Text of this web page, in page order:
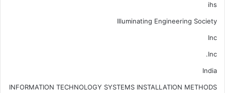
ihs
Illuminating Engineering Society
Inc
Inc.
India
INFORMATION TECHNOLOGY SYSTEMS INSTALLATION METHODS